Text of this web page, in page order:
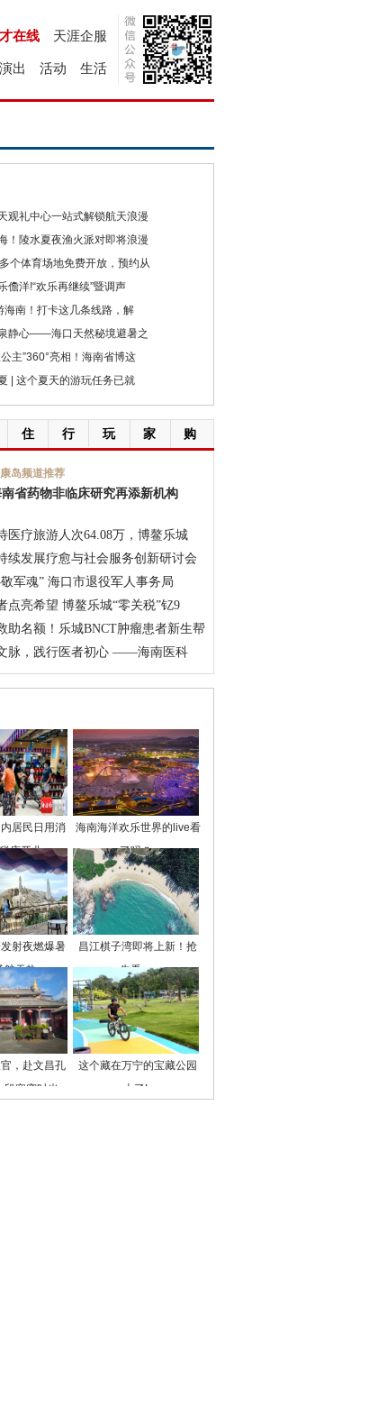
天涯企服
在线
生活
活动
演出
观礼中心一站式解锁航天浪漫
！陵水夏夜渔火派对即将浪漫
个体育场地免费开放，预约从
儋洋!“欢乐再继续”暨调声
海南！打卡这几条线路，解
静心——海口天然秘境避暑之
主”360°亮相！海南省博这
| 这个夏天的游玩任务已就
住 行 玩 家 购
岛频道推荐
省药物非临床研究再添新机构
医疗旅游人次64.08万，博鳌乐城
续发展疗愈与社会服务创新研讨会
军魂” 海口市退役军人事务局
点亮希望 博鳌乐城“零关税”钇9
助名额！乐城BNCT肿瘤患者新生帮
脉，践行医者初心 ——海南医科
居民日用消
店开业
海南海洋欢乐世界的live看
了吗？
射夜燃爆暑
航天热
昌江棋子湾即将上新！抢
先看→
，赴文昌孔
段寒窗时光
这个藏在万宁的宝藏公园
火了!